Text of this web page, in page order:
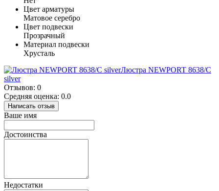
Цвет арматуры
Матовое серебро
Цвет подвески
Прозрачный
Материал подвески
Хрусталь
Люстра NEWPORT 8638/C
silver
Отзывов: 0
Средняя оценка: 0.0
Написать отзыв
Ваше имя
Достоинства
Недостатки